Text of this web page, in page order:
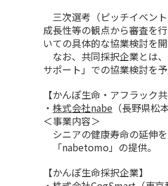
三次選考（ピッチイベン
成長性等の観点から審査を
いての具体的な協業検討を開
なお、共同採択企業とは
サポート」での協業検討を予
【かんぽ生命・アフラック
・ 株式会社nabe （長野県松
＜事業内容＞
シニアの健康寿命の延伸
「nabetomo」の提供。
【かんぽ生命採択企業】